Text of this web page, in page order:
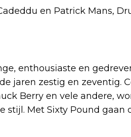
en Patrick Mans,
enthousiaste en
jaren zestig en zeventig.
Berry en vele andere,
Met Sixty Pound gaan